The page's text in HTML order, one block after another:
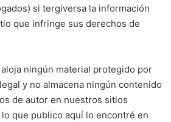
si tergiversa la información
que infringe sus derechos de
ningún material protegido por
y no almacena ningún contenido
de autor en nuestros sitios
que publico aquí lo encontré en